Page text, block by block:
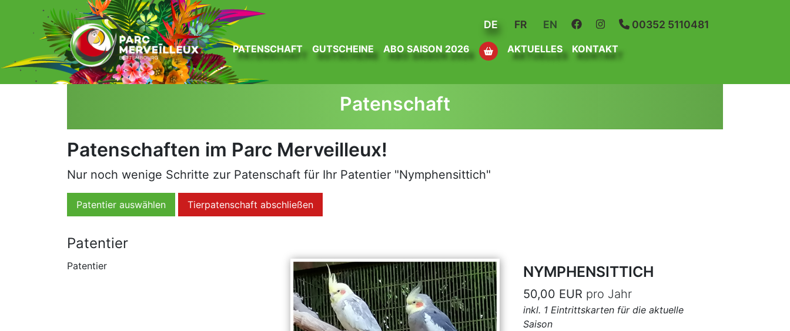
zum Inhalt
DE FR EN 00352 5110481
PATENSCHAFT GUTSCHEINE ABO SAISON 2026 AKTUELLES KONTAKT
Patenschaft
Patenschaften im Parc Merveilleux!
Nur noch wenige Schritte zur Patenschaft für Ihr Patentier "Nymphensittich"
Patentier auswählen Tierpatenschaft abschließen
Patentier
Patentier NYMPHENSITTICH
50,00 EUR pro Jahr
inkl. 1 Eintrittskarten für die aktuelle
Saison